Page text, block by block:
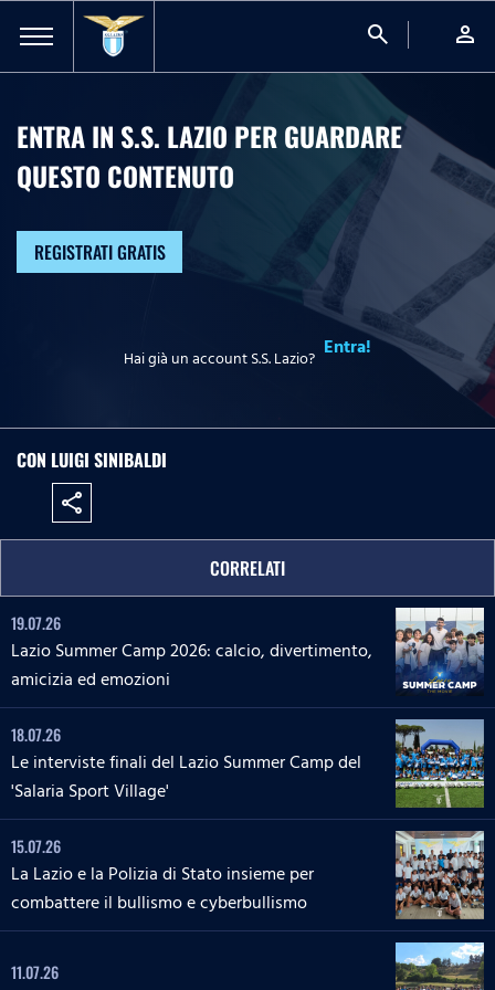
search person
ENTRA IN S.S. LAZIO PER GUARDARE
QUESTO CONTENUTO
REGISTRATI GRATIS
Hai già un account S.S. Lazio? Entra!
CON LUIGI SINIBALDI
share
CORRELATI
19.07.26
Lazio Summer Camp 2026: calcio, divertimento,
amicizia ed emozioni
18.07.26
Le interviste finali del Lazio Summer Camp del
'Salaria Sport Village'
15.07.26
La Lazio e la Polizia di Stato insieme per
combattere il bullismo e cyberbullismo
11.07.26